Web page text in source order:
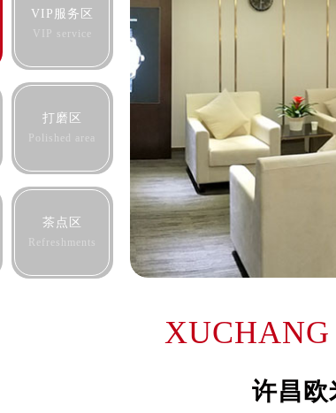
南宁市青秀区金湖路59号地王大厦12楼1224室（需提
合肥市蜀山区潜山路111号万象城华润大厦B座12楼
泉州市丰泽区宝洲路729号浦西万达中心写字楼A座7
青岛市南区山东路6号华润大厦B座22层04室（需提前
烟台市芝罘区胜利路139号万达金融中心A座907室（
长春市朝阳区西安大路727号中银大厦A座(旺进大厦
贵阳市南明区都司高架桥路33号亨特国际金融中心14
昆明市盘龙区北京路928号同德昆明广场写字楼10层
石家庄市长安区中山东路39号勒泰中心写字楼B座13
西安市碑林区南关正街88号华侨城长安国际中心E座6
海口市龙华区金贸东路5号海口华润大厦B座17层
唐山市路南区新华东道100号万达广场写字楼A座10
内蒙古自治区呼和浩特市玉泉区大学西街70号华润
甘肃省兰州市七里河区西津西路16号兰州中心写字楼
重庆市解放碑渝中区民权路28号英利国际金融中心写
黑龙江省大庆市萨尔图区会战大街欧米茄售后服务中
VIP服务区
VIP service
打磨区
Polished area
茶点区
Refreshments
许昌欧